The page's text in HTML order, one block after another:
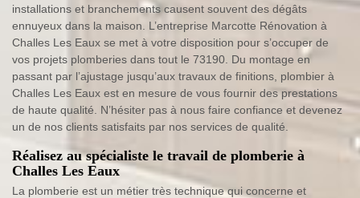
installations et branchements causent souvent des dégâts
ennuyeux dans la maison. L’entreprise Marcotte Rénovation à
Challes Les Eaux se met à votre disposition pour s’occuper de
vos projets plomberies dans tout le 73190. Du montage en
passant par l’ajustage jusqu’aux travaux de finitions, plombier à
Challes Les Eaux est en mesure de vous fournir des prestations
de haute qualité. N’hésiter pas à nous faire confiance et devenez
un de nos clients satisfaits par nos services de qualité.
Réalisez au spécialiste le travail de plomberie à
Challes Les Eaux
La plomberie est un métier très technique qui concerne et